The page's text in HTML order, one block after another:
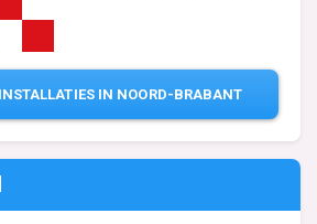
IN NOORD-BRABANT